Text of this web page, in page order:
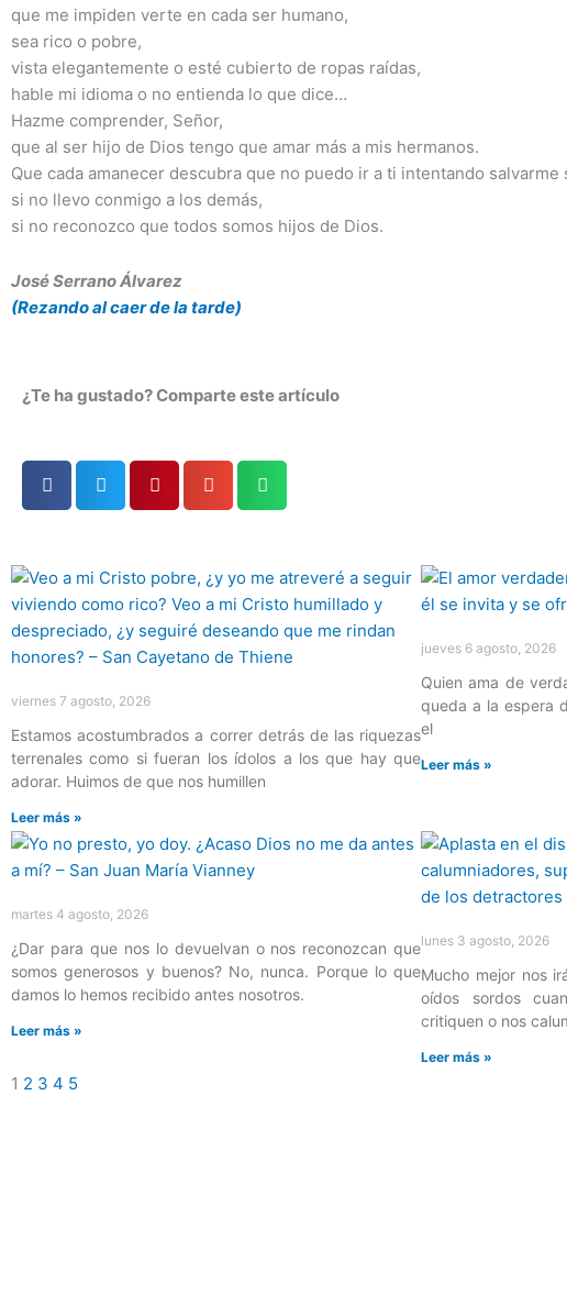
que me impiden verte en cada ser humano,
sea rico o pobre,
vista elegantemente o esté cubierto de ropas raídas,
hable mi idioma o no entienda lo que dice…
Hazme comprender, Señor,
que al ser hijo de Dios tengo que amar más a mis hermanos.
Que cada amanecer descubra que no puedo ir a ti intentando salvarme
si no llevo conmigo a los demás,
si no reconozco que todos somos hijos de Dios.
José Serrano Álvarez
(Rezando al caer de la tarde)
¿Te ha gustado? Comparte este artículo
viernes 7 agosto, 2026
Estamos acostumbrados a correr detrás de las riquezas
terrenales como si fueran los ídolos a los que hay que
adorar. Huimos de que nos humillen
Leer más »
jueves 6 agosto, 2026
Quien ama de
queda a la espera
el
Leer más »
martes 4 agosto, 2026
¿Dar para que nos lo devuelvan o nos reconozcan que
somos generosos y buenos? No, nunca. Porque lo que
damos lo hemos recibido antes nosotros.
Leer más »
lunes 3 agosto, 2026
Mucho mejor nos
oídos sordos
critiquen o nos
Leer más »
Página
1
Página
2
Página
3
Página
4
Página
5